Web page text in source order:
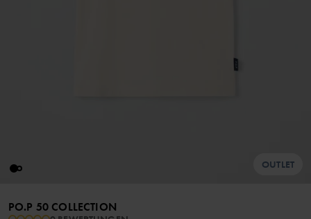
OUTLET
PO.P 50 COLLECTION